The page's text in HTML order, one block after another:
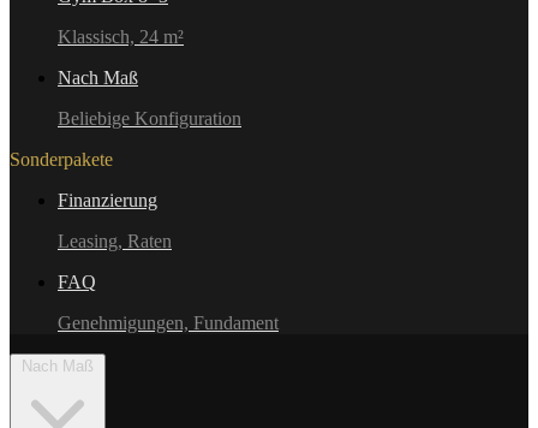
Klassisch, 24 m²
Nach Maß
Beliebige Konfiguration
Sonderpakete
Finanzierung
Leasing, Raten
FAQ
Genehmigungen, Fundament